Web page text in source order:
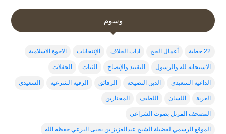
وسوم
22 خطبة أعمال الحج اداب الخلاف الإنتخابات الاخوة الاسلامية
الاستجابة لله والرسول التقييد والإيضاح الثبات الحفلات
الداعية السعيدي الدين النصيحة الرقائق الرقية الشرعية السعيدي
الغربة اللسان اللطيف المحتارين
المصحف المرتل بصوت الشراعي
الموقع الرسمي لفضيلة الشيخ عبدالعزيز بن يحيى البرعي حفظه الله